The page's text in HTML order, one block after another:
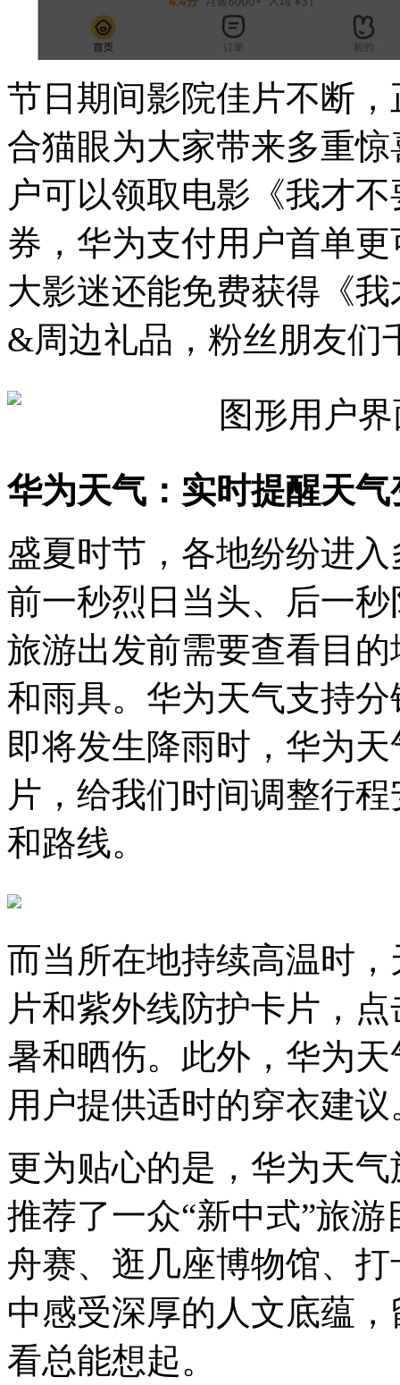
节日期间影院佳片不断
合猫眼为大家带来多重
户可以领取电影《我才
券，华为支付用户首单
大影迷还能免费获得《
&周边礼品，粉丝朋友们
华为天气：实时提醒天
盛夏时节，各地纷纷进
前一秒烈日当头、后一
旅游出发前需要查看目
和雨具。华为天气支持
即将发生降雨时，华为
片，给我们时间调整行
和路线。
而当所在地持续高温时
片和紫外线防护卡片，
暑和晒伤。此外，华为
用户提供适时的穿衣建议
更为贴心的是，华为天
推荐了一众“新中式”旅
舟赛、逛几座博物馆、
中感受深厚的人文底蕴
看总能想起。